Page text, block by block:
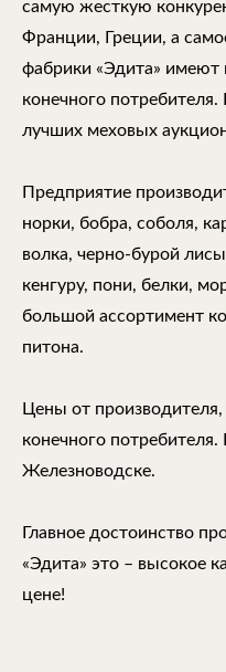
самую жесткую
Франции, Греции, а
фабрики «Эдита» имеют
конечного
лучших меховых
Предприятие
норки, бобра, соболя,
волка, черно-бурой
кенгуру, пони, белки,
большой ассортимент
питона.
Цены от
конечного
Железноводске.
Главное достоинство
«Эдита» это – высокое
цене!